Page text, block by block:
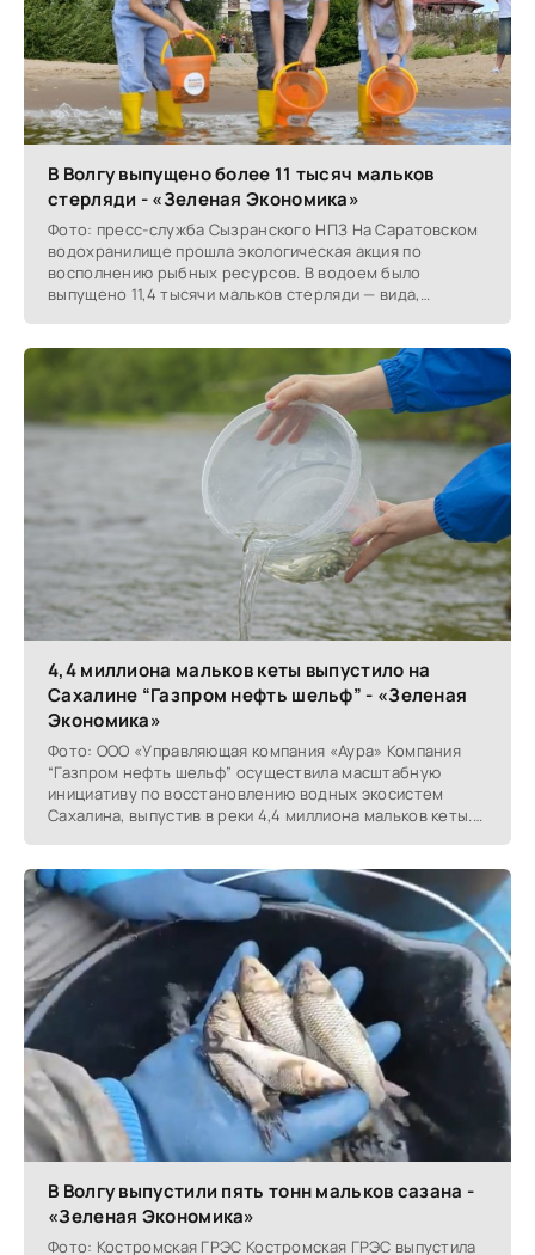
В Волгу выпущено более 11 тысяч мальков
стерляди - «Зеленая Экономика»
Фото: пресс-служба Сызранского НПЗ На Саратовском
водохранилище прошла экологическая акция по
восполнению рыбных ресурсов. В водоем было
выпущено 11,4 тысячи мальков стерляди — вида,
4,4 миллиона мальков кеты выпустило на
Сахалине “Газпром нефть шельф” - «Зеленая
Экономика»
Фото: ООО «Управляющая компания «Аура» Компания
“Газпром нефть шельф” осуществила масштабную
инициативу по восстановлению водных экосистем
Сахалина, выпустив в реки 4,4 миллиона мальков кеты.
В Волгу выпустили пять тонн мальков сазана -
«Зеленая Экономика»
Фото: Костромская ГРЭС Костромская ГРЭС выпустила